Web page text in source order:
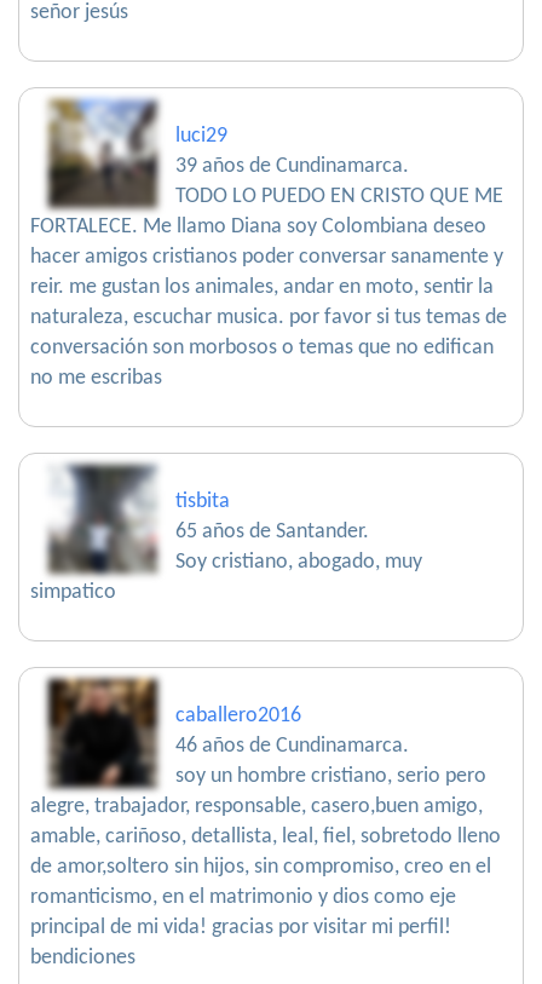
señor jesús
luci29
39 años de Cundinamarca.
TODO LO PUEDO EN CRISTO QUE ME
FORTALECE. Me llamo Diana soy Colombiana deseo
hacer amigos cristianos poder conversar sanamente y
reir. me gustan los animales, andar en moto, sentir la
naturaleza, escuchar musica. por favor si tus temas de
conversación son morbosos o temas que no edifican
no me escribas
tisbita
65 años de Santander.
Soy cristiano, abogado, muy
simpatico
caballero2016
46 años de Cundinamarca.
soy un hombre cristiano, serio pero
alegre, trabajador, responsable, casero,buen amigo,
amable, cariñoso, detallista, leal, fiel, sobretodo lleno
de amor,soltero sin hijos, sin compromiso, creo en el
romanticismo, en el matrimonio y dios como eje
principal de mi vida! gracias por visitar mi perfil!
bendiciones